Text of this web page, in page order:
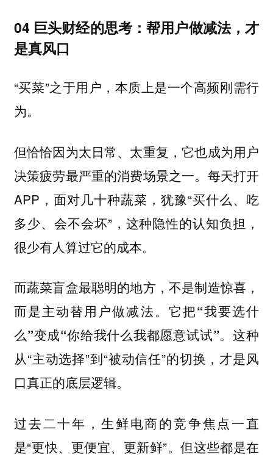
04 巨头财经的思考：帮用户做减法，才
是真风口
“买菜”之于用户，本质上是一个高频刚需行
为。
但恰恰因为太日常、太重复，它也成为用户
决策疲劳最严重的消费场景之一。每天打开
APP，面对几十种蔬菜，犹豫“买什么、吃
多少、会不会坏”，这种隐性的认知负担，
很少有人算过它的成本。
而蔬菜盲盒最聪明的地方，不是制造惊喜，
而是主动替用户做减法。 它把“我要选什
么”变成“你给我什么我都愿意试试”。这种
从“主动选择”到“被动信任”的切换，才是风
口真正的底层逻辑。
过去二十年，生鲜电商的竞争焦点一直
是“更快、更便宜、更新鲜”。但这些都是在